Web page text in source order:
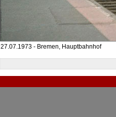
27.07.1973 - Bremen, Hauptbahnhof